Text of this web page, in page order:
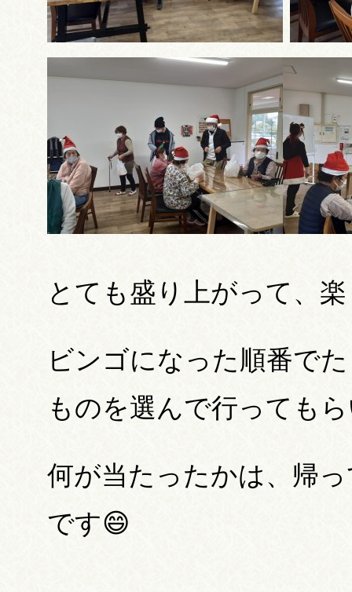
とても盛り上がって、
ビンゴになった順番で
ものを選んで行っても
何が当たったかは、帰
です😄